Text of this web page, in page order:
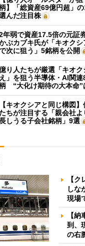
】「総資産69億円超」
んだ注目株
年弱で資産17.5倍の元証
ぶカブキ氏が「キオクシ
次に狙う」5銘柄を公開
り人たちが厳選「キオク
え」を狙う半導体・AI関連
“大化け期待の大本命”
【キオクシアと同じ構図】
ちが注目する「親会社よ
しうる子会社銘柄」9選
【
しな
現場
【
到、
の右